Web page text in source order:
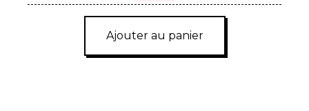
Ajouter au panier